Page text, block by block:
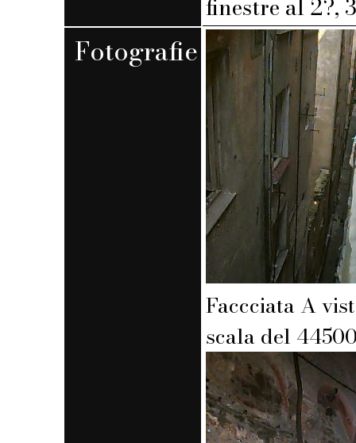
finestre al 2?,
Fotografie
Faccciata A
scala del